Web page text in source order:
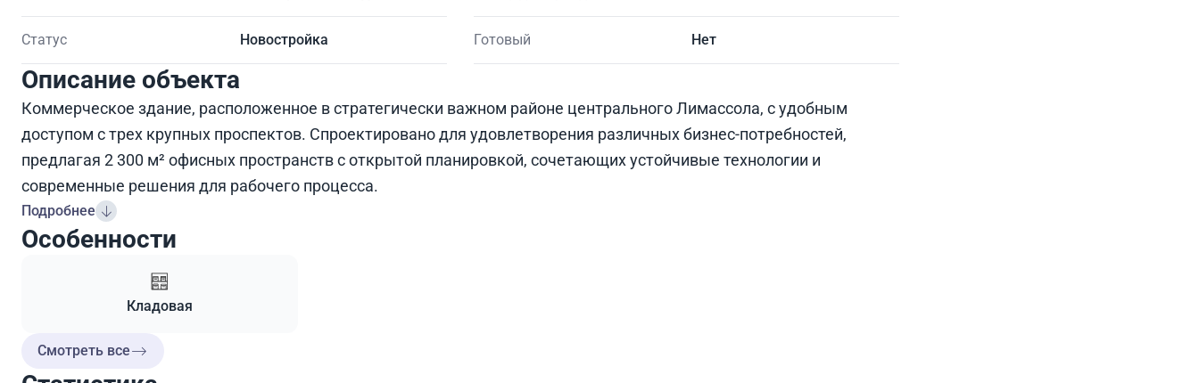
Статус Новостройка Готовый Нет
Описание объекта
Коммерческое здание, расположенное в стратегически важном районе центрального Лимассола, с удобным
доступом с трех крупных проспектов. Спроектировано для удовлетворения различных бизнес-потребностей,
предлагая 2 300 м² офисных пространств с открытой планировкой, сочетающих устойчивые технологии и
современные решения для рабочего процесса.
Подробнее
Особенности
Кладовая
Смотреть все